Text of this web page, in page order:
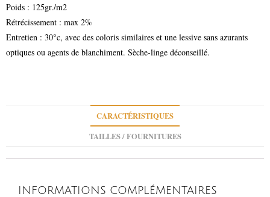
Poids : 125gr./m2
Rétrécissement : max 2%
Entretien : 30°c, avec des coloris similaires et une lessive sans azurants
optiques ou agents de blanchiment. Sèche-linge déconseillé.
CARACTÉRISTIQUES
TAILLES / FOURNITURES
INFORMATIONS COMPLÉMENTAIRES